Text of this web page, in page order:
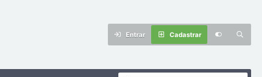
Entrar Cadastrar